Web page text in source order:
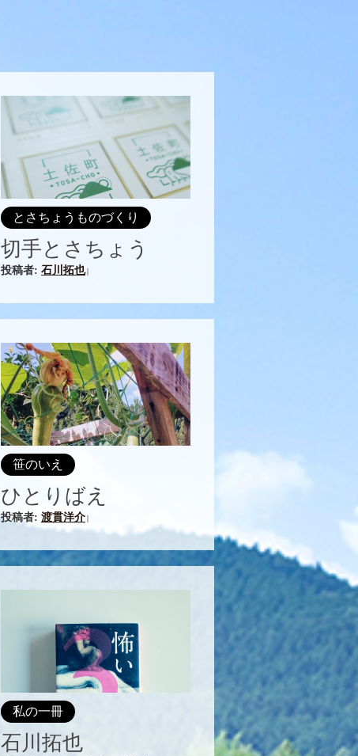
とさちょうものづくり
切手とさちょう
投稿者: 石川拓也|
笹のいえ
ひとりばえ
投稿者: 渡貫洋介
私の一冊
石川拓也